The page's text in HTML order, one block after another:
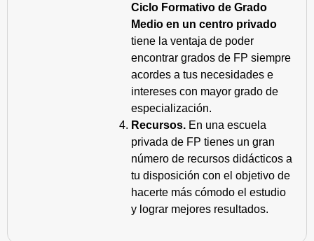
Ciclo Formativo de Grado
Medio en un centro privado
tiene la ventaja de poder
encontrar grados de FP siempre
acordes a tus necesidades e
intereses con mayor grado de
especialización.
Recursos. En una escuela
privada de FP tienes un gran
número de recursos didácticos a
tu disposición con el objetivo de
hacerte más cómodo el estudio
y lograr mejores resultados.